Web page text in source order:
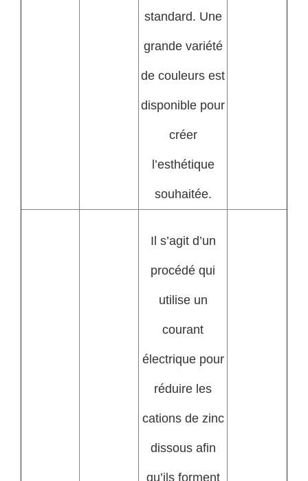
standard. Une
grande variété
de couleurs est
disponible pour
créer
l’esthétique
souhaitée.
Il s’agit d’un
procédé qui
utilise un
courant
électrique pour
réduire les
cations de zinc
dissous afin
qu’ils forment